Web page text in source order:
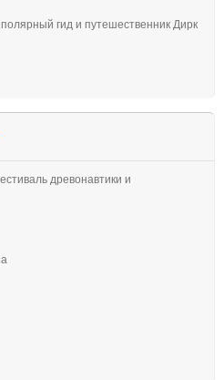
гид и путешественник Дирк
древонавтики и